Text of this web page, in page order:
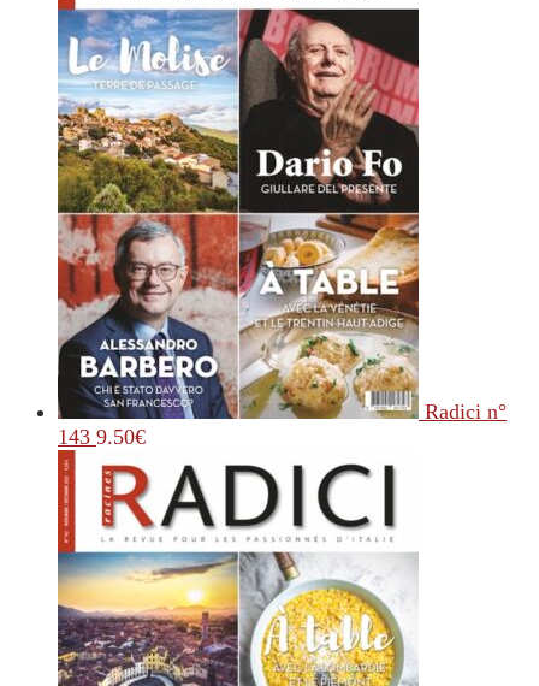
Radici n°
143 9.50€